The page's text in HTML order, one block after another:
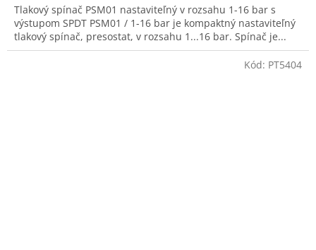
Tlakový spínač PSM01 nastaviteľný v rozsahu 1-16 bar s
výstupom SPDT PSM01 / 1-16 bar je kompaktný nastaviteľný
tlakový spínač, presostat, v rozsahu 1...16 bar. Spínač je...
Kód: PT5404